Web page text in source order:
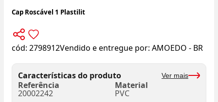
Cap Roscável 1 Plastilit
cód: 2798912Vendido e entregue por: AMOEDO - BR
Características do produto Ver mais
Referência
20002242
Material
PVC